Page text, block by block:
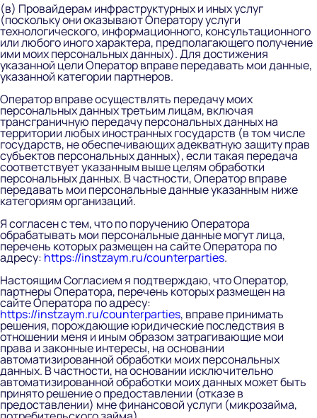
(в) Провайдерам инфраструктурных и иных услуг
(поскольку они оказывают Оператору услуги
технологического, информационного, консультационного
или любого иного характера, предполагающего получение
ими моих персональных данных). Для достижения
указанной цели Оператор вправе передавать мои данные,
указанной категории партнеров.
Оператор вправе осуществлять передачу моих
персональных данных третьим лицам, включая
трансграничную передачу персональных данных на
территории любых иностранных государств (в том числе
государств, не обеспечивающих адекватную защиту прав
субъектов персональных данных), если такая передача
соответствует указанным выше целям обработки
персональных данных. В частности, Оператор вправе
передавать мои персональные данные указанным ниже
категориям организаций.
Я согласен с тем, что по поручению Оператора
обрабатывать мои персональные данные могут лица,
перечень которых размещен на сайте Оператора по
адресу: https://instzaym.ru/counterparties.
Настоящим Согласием я подтверждаю, что Оператор,
партнеры Оператора, перечень которых размещен на
сайте Оператора по адресу:
https://instzaym.ru/counterparties, вправе принимать
решения, порождающие юридические последствия в
отношении меня и иным образом затрагивающие мои
права и законные интересы, на основании
автоматизированной обработки моих персональных
данных. В частности, на основании исключительно
автоматизированной обработки моих данных может быть
принято решение о предоставлении (отказе в
предоставлении) мне финансовой услуги (микрозайма,